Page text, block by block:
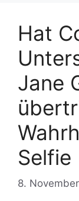
e
r
Hat
Jane
Selfie
8.